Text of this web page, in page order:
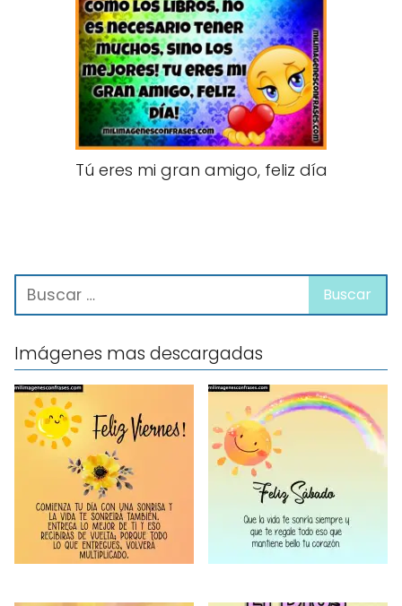
Tú eres mi gran amigo, feliz día
Imágenes mas descargadas